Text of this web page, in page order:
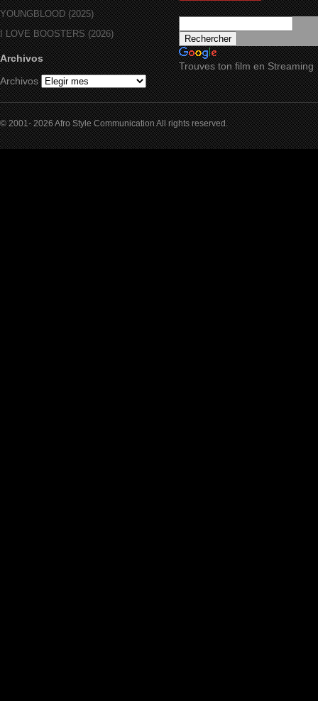
YOUNGBLOOD (2025)
I LOVE BOOSTERS (2026)
Archivos
Archivos
Trouves ton film en Streaming
© 2001- 2026 Afro Style Communication All rights reserved.